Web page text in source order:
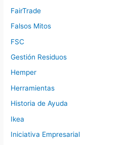
FairTrade
Falsos Mitos
FSC
Gestión Residuos
Hemper
Herramientas
Historia de Ayuda
Ikea
Iniciativa Empresarial